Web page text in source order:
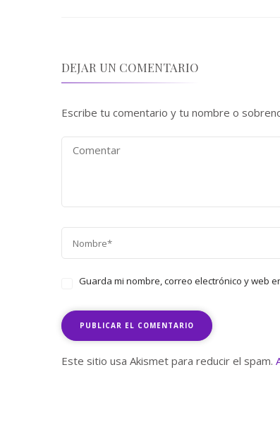
DEJAR UN COMENTARIO
Escribe tu comentario y tu nombre o
Guarda mi nombre, correo electrónico y web
Este sitio usa Akismet para reducir el spam.